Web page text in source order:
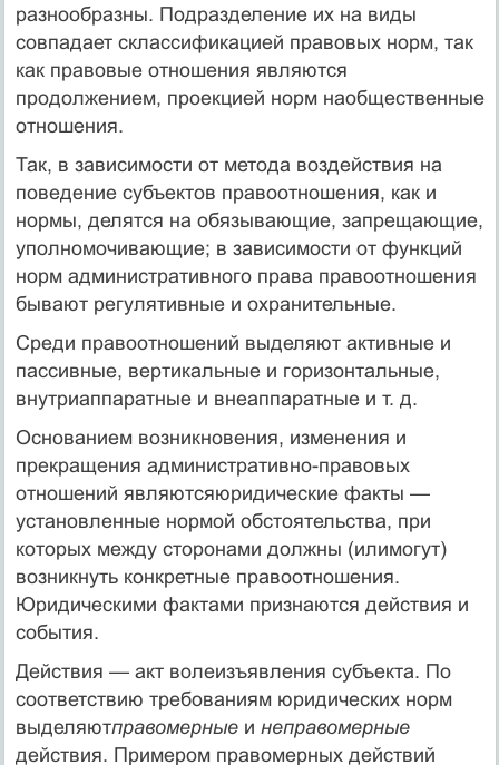
разнообразны. Подразделение их на виды
совпадает склассификацией правовых норм, так
как правовые отношения являются
продолжением, проекцией норм наобщественные
отношения.
Так, в зависимости от метода воздействия на
поведение субъектов правоотношения, как и
нормы, делятся на обязывающие, запрещающие,
уполномочивающие; в зависимости от функций
норм административного права правоотношения
бывают регулятивные и охранительные.
Среди правоотношений выделяют активные и
пассивные, вертикальные и горизонтальные,
внутриаппаратные и внеаппаратные и т. д.
Основанием возникновения, изменения и
прекращения административно-правовых
отношений являютсяюридические факты —
установленные нормой обстоятельства, при
которых между сторонами должны (илимогут)
возникнуть конкретные правоотношения.
Юридическими фактами признаются действия и
события.
Действия — акт волеизъявления субъекта. По
соответствию требованиям юридических норм
выделяютправомерные и неправомерные
действия. Примером правомерных действий